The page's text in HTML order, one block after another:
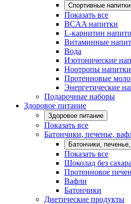
Спортивные напитки
Показать все
BCAA напитки
L-карнитин
Витаминные
Вода
Изотонические
Ноотропы напитки
Протеиновые
Энергетические
Подарочные наборы
Здоровое питание
Здоровое питание
Показать все
Батончики, печенье,
Батончики,
Показать все
Шоколад без сахара
Протеиновое
Вафли
Батончики
Диетические продукты